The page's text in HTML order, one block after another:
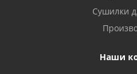
Сушилки
Наши